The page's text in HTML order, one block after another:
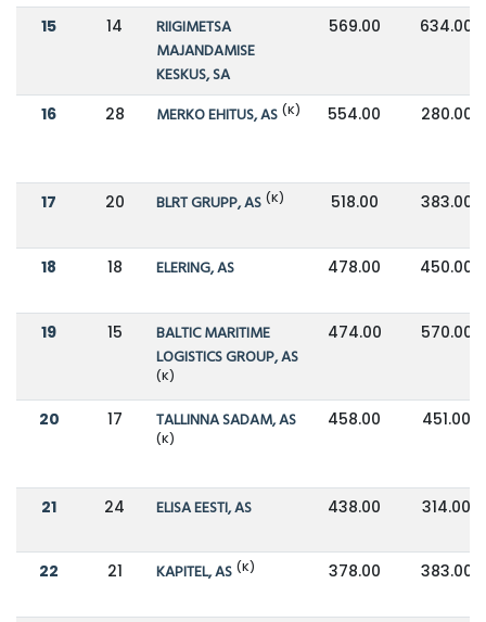
15 14
RIIGIMETSA
MAJANDAMISE
KESKUS, SA
569.00 634.00
16 28 MERKO EHITUS, AS (K) 554.00 280.00
17 20 BLRT GRUPP, AS (K) 518.00 383.00
18 18 ELERING, AS 478.00 450.00
19 15
BALTIC MARITIME
LOGISTICS GROUP, AS
(K)
474.00 570.00
20 17 TALLINNA SADAM, AS
(K)
458.00 451.00
21 24 ELISA EESTI, AS 438.00 314.00
22 21 KAPITEL, AS (K) 378.00 383.00